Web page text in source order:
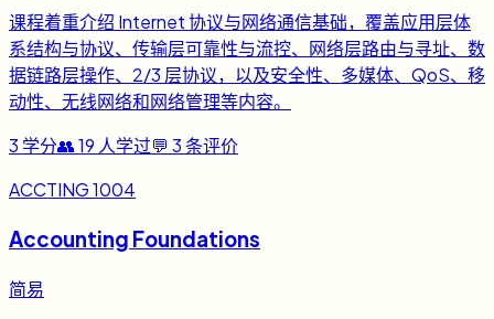
课程着重介绍 Internet 协议与网络通信基础，覆盖应用层体
系结构与协议、传输层可靠性与流控、网络层路由与寻址、数
据链路层操作、2/3 层协议，以及安全性、多媒体、QoS、移
动性、无线网络和网络管理等内容。
3 学分👥19 人学过💬 3条评价
ACCTING 1004
Accounting Foundations
简易